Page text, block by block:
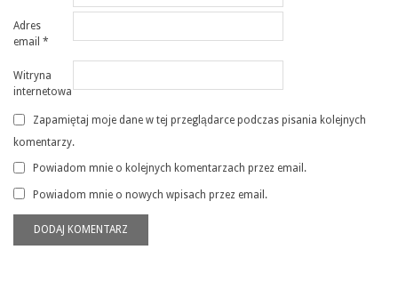
Adres
email *
Witryna
internetowa
Zapamiętaj moje dane w tej przeglądarce podczas pisania kolejnych
komentarzy.
Powiadom mnie o kolejnych komentarzach przez email.
Powiadom mnie o nowych wpisach przez email.